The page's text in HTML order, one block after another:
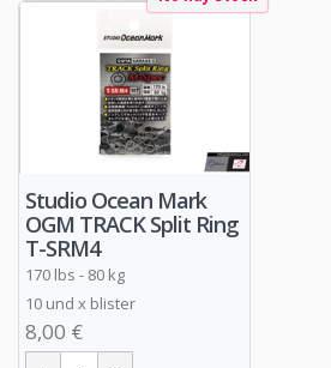
Studio Ocean Mark
OGM TRACK Split Ring
T-SRM4
170 lbs - 80 kg
10 und x blister
8,00 €